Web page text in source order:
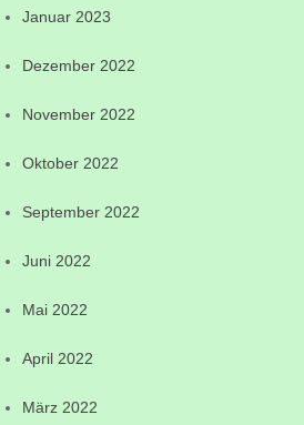
Januar 2023
Dezember 2022
November 2022
Oktober 2022
September 2022
Juni 2022
Mai 2022
April 2022
März 2022